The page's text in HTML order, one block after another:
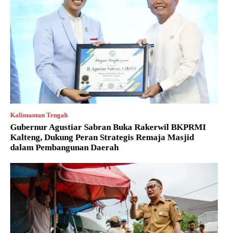
Kalimantan Tengah
Gubernur Agustiar Sabran Buka Rakerwil BKPRMI
Kalteng, Dukung Peran Strategis Remaja Masjid
dalam Pembangunan Daerah